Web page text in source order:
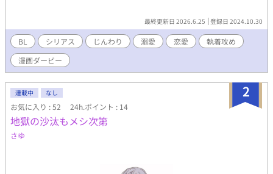
最終更新日 2026.6.25 登録日 2024.10.30
BL シリアス じんわり 溺愛 恋愛
執着攻め
漫画ダービー
2
連載中 なし
お気に入り : 52 24h.ポイント : 14
地獄の沙汰もメシ次第
さゆ